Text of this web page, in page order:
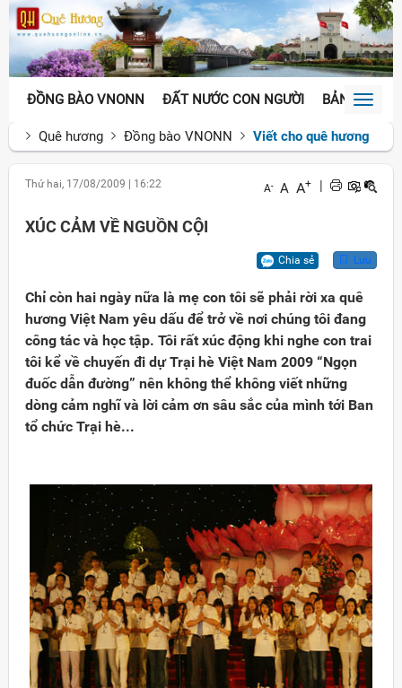
ĐỒNG BÀO VNONN ĐẤT NƯỚC CON NGƯỜI BẢN SẮCToggle
Quê hương
Đồng bào VNONN Viết cho quê hương
Thứ hai, 17/08/2009 16:22 A- A A+
XÚC CẢM VỀ NGUỒN CỘI
Chia sẻ Lưu
Chỉ còn hai ngày nữa là mẹ con tôi sẽ phải rời xa quê
hương Việt Nam yêu dấu để trở về nơi chúng tôi đang
công tác và học tập. Tôi rất xúc động khi nghe con trai
tôi kể về chuyến đi dự Trại hè Việt Nam 2009 “Ngọn
đuốc dẫn đường” nên không thể không viết những
dòng cảm nghĩ và lời cảm ơn sâu sắc của mình tới Ban
tổ chức Trại hè...